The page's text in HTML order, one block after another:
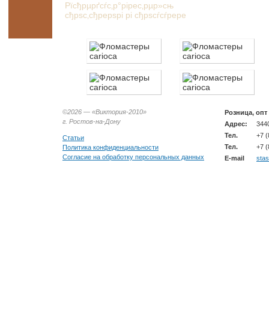
Рїсђрµрґсѓс‚р°рірес‚рµр»сњ
сђрѕс‚сђрерѕрі рі сђрѕсѓсѓрере
©2026 — «Виктория-2010»
г. Ростов-на-Дону
Статьи
Политика конфиденциальности
Согласие на обработку персональных данных
Розница,
Адрес:
Тел.
+7
Тел.
+7
E-mail